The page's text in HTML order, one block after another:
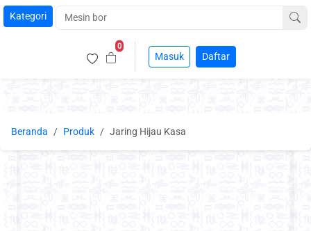
Kategori
0
Masuk Daftar
Beranda Produk Jaring Hijau Kasa